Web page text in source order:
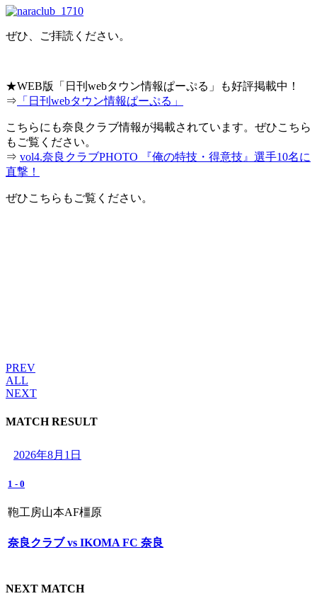
ぜひ、ご拝読ください。
★WEB版「日刊webタウン情報ぱーぷる」も好評掲載中！
⇒ 「日刊webタウン情報ぱーぷる」
こちらにも奈良クラブ情報が掲載されています。ぜひこちら
もご覧ください。
⇒ vol4.奈良クラブPHOTO 『俺の特技・得意技』選手10名に
直撃！
ぜひこちらもご覧ください。
PREV
ALL
NEXT
MATCH RESULT
2026年8月1日
1 - 0
鞄工房山本AF橿原
奈良クラブ vs IKOMA FC 奈良
NEXT MATCH